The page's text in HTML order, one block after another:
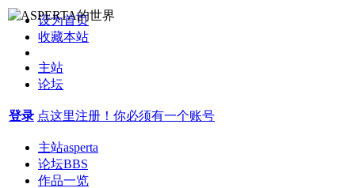
设为首页
收藏本站
主站
论坛
登录 点这里注册！你必须有一个账号
主站asperta
论坛BBS
作品一览